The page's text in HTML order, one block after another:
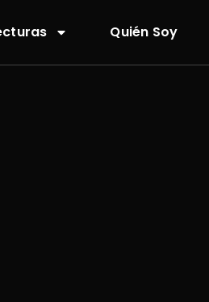
Quién Soy